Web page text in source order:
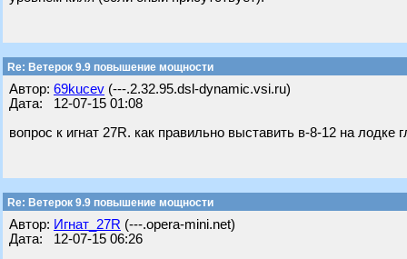
Re: Ветерок 9.9 повышение мощности
Автор: 69kucev (---.2.32.95.dsl-dynamic.vsi.ru)
Дата: 12-07-15 01:08
вопрос к игнат 27R. как правильно выставить в-8-12 на
Re: Ветерок 9.9 повышение мощности
Автор: Игнат_27R (---.opera-mini.net)
Дата: 12-07-15 06:26